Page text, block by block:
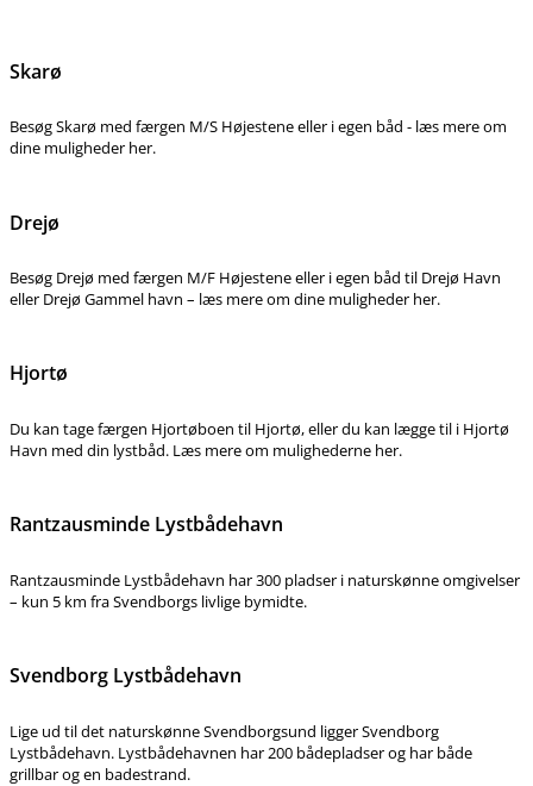
Skarø
Besøg Skarø med færgen M/S Højestene eller i egen båd - læs mere om
dine muligheder her.
Drejø
Besøg Drejø med færgen M/F Højestene eller i egen båd til Drejø Havn
eller Drejø Gammel havn – læs mere om dine muligheder her.
Hjortø
Du kan tage færgen Hjortøboen til Hjortø, eller du kan lægge til i Hjortø
Havn med din lystbåd. Læs mere om mulighederne her.
Rantzausminde Lystbådehavn
Rantzausminde Lystbådehavn har 300 pladser i naturskønne omgivelser
– kun 5 km fra Svendborgs livlige bymidte.
Svendborg Lystbådehavn
Lige ud til det naturskønne Svendborgsund ligger Svendborg
Lystbådehavn. Lystbådehavnen har 200 bådepladser og har både
grillbar og en badestrand.